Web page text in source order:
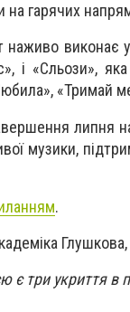
гарячих
наживо
і «Сльози»,
«Тримай
липня
музики,
.
є три укриття